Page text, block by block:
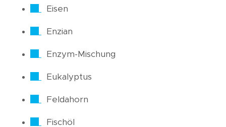
Eisen
Enzian
Enzym-Mischung
Eukalyptus
Feldahorn
Fischöl